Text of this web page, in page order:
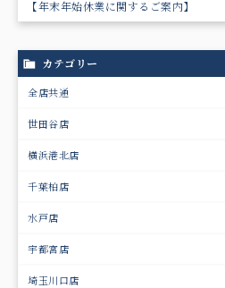
【年末年始休業に関するご案内】
カテゴリー
全店共通
世田谷店
横浜港北店
千葉柏店
水戸店
宇都宮店
埼玉川口店